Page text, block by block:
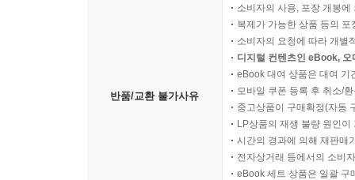
반품/교환 불가사유
소비자의 사용, 포장 개봉
복제가 가능한 상품 등의
소비자의 요청에 따라 개별
디지털 컨텐츠인 eBook,
eBook 대여 상품은 대여 기
모바일 쿠폰 등록 후 취소/
중고상품이 구매확정(자동
LP상품의 재생 불량 원인
시간의 경과에 의해 재판매
전자상거래 등에서의 소비
eBook 세트 상품은 일괄 구